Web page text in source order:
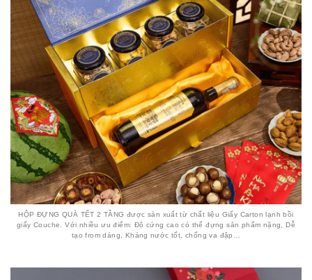
HỘP ĐỰNG QUÀ TẾT 2 TẦNG được sản xuất từ chất liệu Giấy Carton lạnh bồi
giấy Couche. Với nhiều ưu điểm: Độ cứng cao có thể đựng sản phẩm nặng, Dễ
tạo from dáng, Kháng nước tốt, chống va đập…